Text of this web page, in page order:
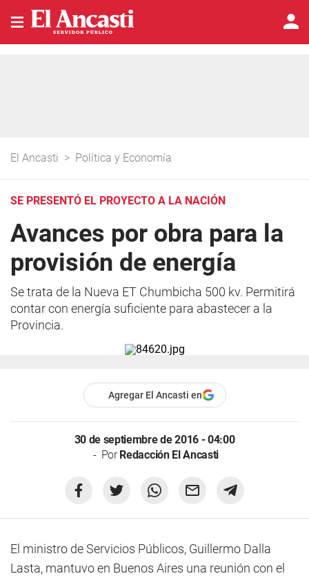
El Ancasti > Política y Economía
SE PRESENTÓ EL PROYECTO A LA NACIÓN
Avances por obra para la
provisión de energía
Se trata de la Nueva ET Chumbicha 500 kv. Permitirá
contar con energía suficiente para abastecer a la
Provincia.
Agregar El Ancasti en
30 de septiembre de 2016 - 04:00
PorRedacción El Ancasti
El ministro de Servicios Públicos, Guillermo Dalla
Lasta, mantuvo en Buenos Aires una reunión con el